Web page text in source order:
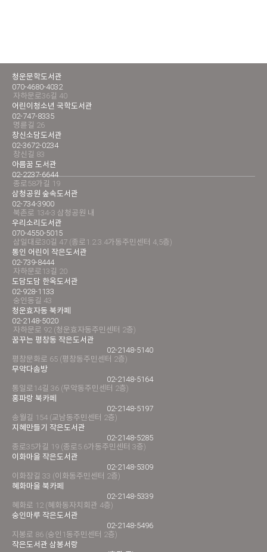
청운문학도서관
070-4680-4032
자하문로36길 40
어린이청소년 국학도서관
02-747-8335
명륜길 26
창신소담도서관
02-3672-0234
창신길 83
아름꿈 도서관
02-2237-6644
종로58가길 19
삼청공원 숲속도서관
02-734-3900
북촌로 134-3 삼청공원 내
우리소리도서관
070-4550-5015
삼일대로30길 47 (종로1.2.3.4가동주민센터 4,5층)
통인 어린이 작은도서관
02-739-8444
자하문로13길 20
도담도담 한옥도서관
02-928-1133
숭인동길 43
청운효자동 북카페
02-2148-5020
자하문로 92 (청운효자동주민센터 2층)
꿈꾸는 평창동 작은도서관
02-2148-5140
평창문화로 65 (평창동주민센터 2층)
무악다솜방
02-2148-5164
통일로14길 36 (무악동주민센터 2층)
홍파랑 북카페
02-2148-5197
송월길 154 (교남동주민센터 2층)
지혜만들기 작은도서관
02-2148-5285
종로35가길 19 (종로5.6가동주민센터 3층)
이화마을 작은도서관
02-2148-5309
이화장길 33 (이화동주민센터 2층)
혜화마을 북카페
02-2148-5339
혜화로 12 (혜화동자치회관 4층)
숭인마루 작은도서관
02-2148-5496
지봉로 86 (숭인1동주민센터 2층)
작은도서관 삼봉서랑